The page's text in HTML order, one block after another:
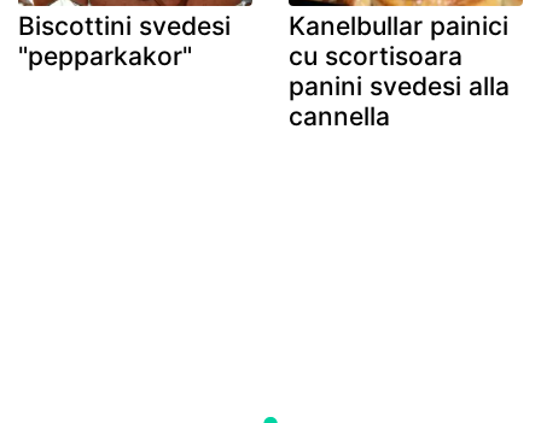
Biscottini svedesi
"pepparkakor"
Kanelbullar painici
cu scortisoara
panini svedesi alla
cannella